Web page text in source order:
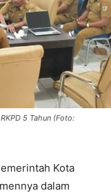
5 Tahun (Foto:
Kota
dalam